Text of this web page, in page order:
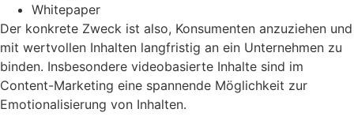
Whitepaper
Der konkrete Zweck ist also, Konsumenten anzuziehen und
mit wertvollen Inhalten langfristig an ein Unternehmen zu
binden. Insbesondere videobasierte Inhalte sind im
Content-Marketing eine spannende Möglichkeit zur
Emotionalisierung von Inhalten.